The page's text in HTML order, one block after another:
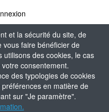
et la sécurité du site, de
vous faire bénéficier de
des cookies, le cas
consentement.
des typologies de cookies
en matière de
sur "Je paramètre".